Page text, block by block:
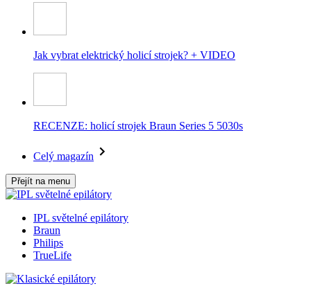
Jak vybrat elektrický holicí strojek? + VIDEO
RECENZE: holicí strojek Braun Series 5 5030s
Celý magazín
Přejít na menu
IPL světelné epilátory
Braun
Philips
TrueLife